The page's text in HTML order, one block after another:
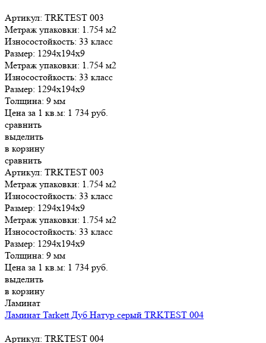
Артикул: TRKTEST 003
Метраж упаковки: 1.754 м2
Износостойкость: 33 класс
Размер: 1294x194x9
Метраж упаковки: 1.754 м2
Износостойкость: 33 класс
Размер: 1294x194x9
Толщина: 9 мм
Цена за 1 кв.м: 1 734 руб.
сравнить
выделить
в корзину
сравнить
Артикул: TRKTEST 003
Метраж упаковки: 1.754 м2
Износостойкость: 33 класс
Размер: 1294x194x9
Метраж упаковки: 1.754 м2
Износостойкость: 33 класс
Размер: 1294x194x9
Толщина: 9 мм
Цена за 1 кв.м: 1 734 руб.
выделить
в корзину
Ламинат
Ламинат Tarkett Дуб Натур серый TRKTEST 004
Артикул: TRKTEST 004